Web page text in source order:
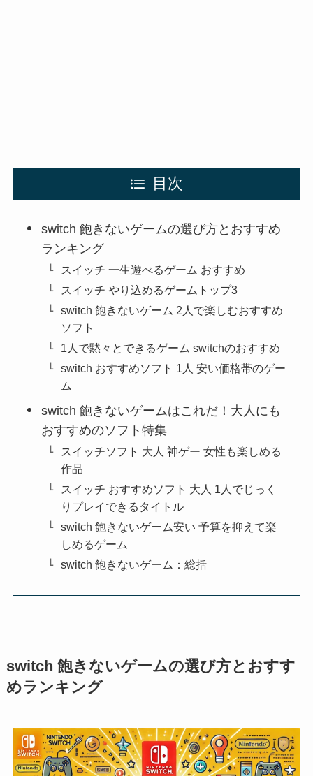
目次
switch 飽きないゲームの選び方とおすすめ
ランキング
スイッチ 一生遊べるゲーム おすすめ
スイッチ やり込めるゲームトップ3
switch 飽きないゲーム 2人で楽しむおすすめ
ソフト
1人で黙々とできるゲーム switchのおすすめ
switch おすすめソフト 1人 安い価格帯のゲー
ム
switch 飽きないゲームはこれだ！大人にも
おすすめのソフト特集
スイッチソフト 大人 神ゲー 女性も楽しめる
作品
スイッチ おすすめソフト 大人 1人でじっく
りプレイできるタイトル
switch 飽きないゲーム安い 予算を抑えて楽
しめるゲーム
switch 飽きないゲーム：総括
switch 飽きないゲームの選び方とおすす
めランキング